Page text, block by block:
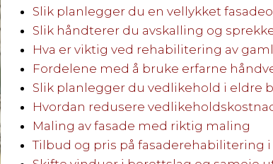
Slik planlegger du en vellykket
Slik håndterer du avskalling og
Hva er viktig ved rehabilitering av
Fordelene med å bruke erfarne
Slik planlegger du vedlikehold i eldre
Hvordan redusere
Maling av fasade med riktig maling
Tilbud og pris på fasaderehabilitering